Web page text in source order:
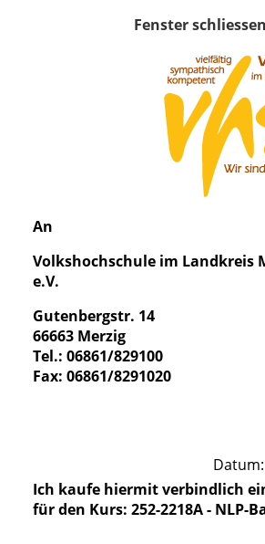
Fenster schliessen
An
Volkshochschule im Landkreis
e.V.
Gutenbergstr. 14
66663 Merzig
Tel.: 06861/829100
Fax: 06861/8291020
Ich kaufe hiermit verbindlich
für den Kurs: 252-2218A - NLP-